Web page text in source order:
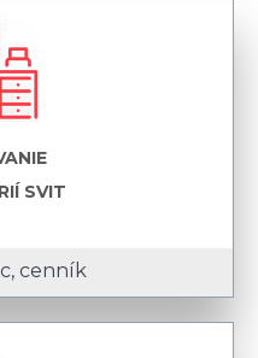
SVIT
cenník